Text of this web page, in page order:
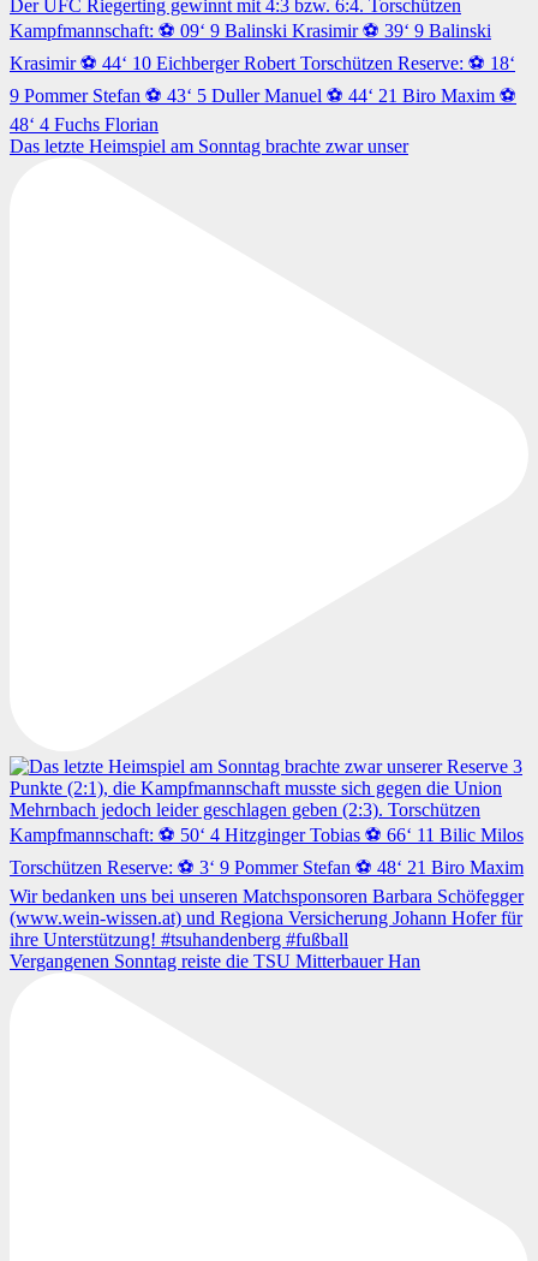
Das letzte Heimspiel am Sonntag brachte zwar unser
Vergangenen Sonntag reiste die TSU Mitterbauer Han